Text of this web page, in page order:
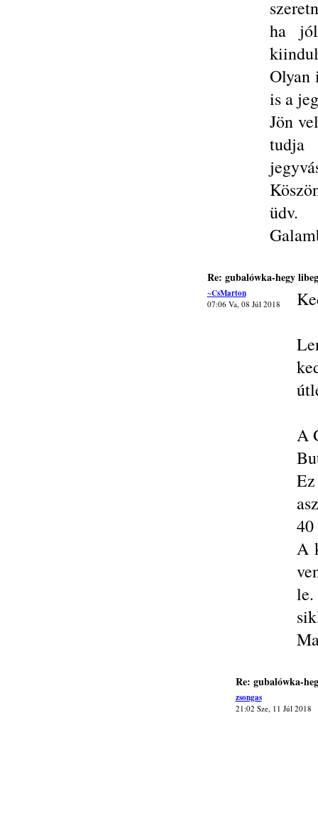
ha jól
Olyan
is a
Jön
üdv.
Re: gubalówka-hegy
~CsMarton
07:06 Va, 08 Júl 2018
A
40
A
Re: gubalówka-
zsongas
21:02 Sze, 11 Júl 2018